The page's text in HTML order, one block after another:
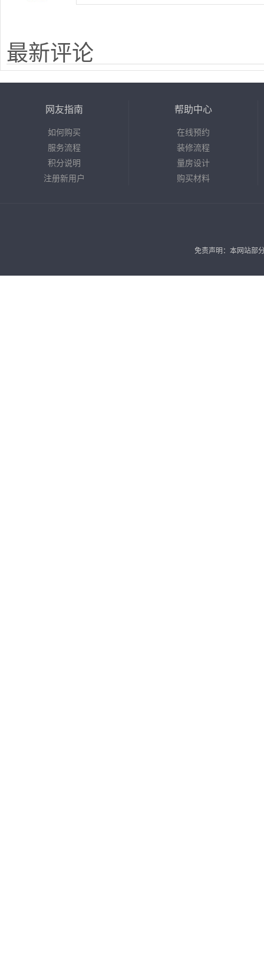
最新评论
网友指南
如何购买
服务流程
积分说明
注册新用户
帮助中心
在线预约
装修流程
量房设计
购买材料
免责声明：本网站部